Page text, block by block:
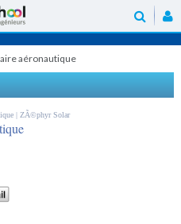
aéronautique
| ZÃ©phyr Solar